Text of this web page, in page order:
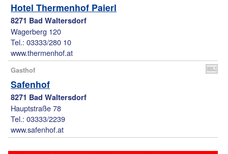
Hotel Thermenhof Paierl
8271 Bad Waltersdorf
Wagerberg 120
Tel.: 03333/280 10
www.thermenhof.at
Gasthof
Safenhof
8271 Bad Waltersdorf
Hauptstraße 78
Tel.: 03333/2239
www.safenhof.at